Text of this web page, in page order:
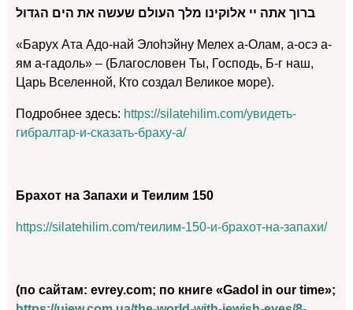
ברוך אתה יי אלוקינו מלך העולם שעשה את הים הגדול
«Барух Ата Адо-най Элоhэйну Мелех а-Олам, а-осэ а-
ям а-гадоль» – (Благословен Ты, Господь, Б-г наш,
Царь Вселенной, Кто создал Великое море).
Подробнее здесь: https://silatehilim.com/увидеть-
гибралтар-и-сказать-браху-а/
Брахот на Запахи и Теилим 150
https://silatehilim.com/теилим-150-и-брахот-на-запахи/
(по сайтам: evrey.com; по книге «Gadol in our time»;